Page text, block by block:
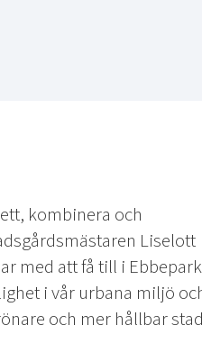
kombinera och
Liselott
med att få till i
i vår urbana miljö
och mer hållbar